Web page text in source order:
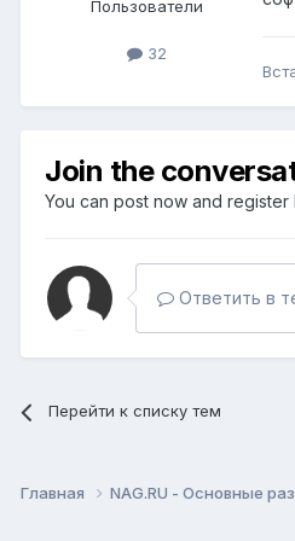
Пользователи
32
Join the
You can post now and register
Ответить в
Перейти к списку тем
Главная NAG.RU - Основные